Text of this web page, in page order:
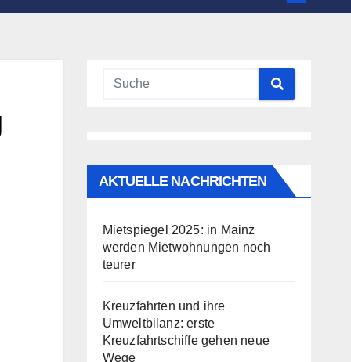
AKTUELLE NACHRICHTEN
Mietspiegel 2025: in Mainz
werden Mietwohnungen noch
teurer
Kreuzfahrten und ihre
Umweltbilanz: erste
Kreuzfahrtschiffe gehen neue
Wege